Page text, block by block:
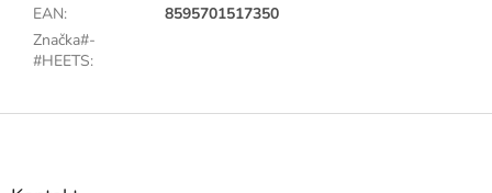
EAN:
8595701517350
Značka#-
#HEETS:
Z